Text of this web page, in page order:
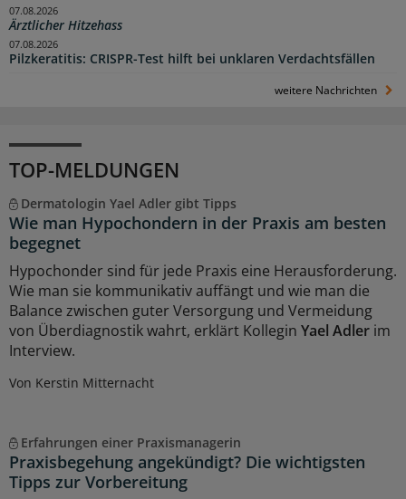
Ärztlicher Hitzehass
07.08.2026
Pilzkeratitis: CRISPR-Test hilft bei unklaren Verdachtsfällen
07.08.2026
weitere Nachrichten
TOP-MELDUNGEN
Dermatologin Yael Adler gibt Tipps
Wie man Hypochondern in der Praxis am besten
begegnet
Hypochonder sind für jede Praxis eine Herausforderung.
Wie man sie kommunikativ auffängt und wie man die
Balance zwischen guter Versorgung und Vermeidung
von Überdiagnostik wahrt, erklärt Kollegin Yael Adler im
Interview.
Von Kerstin Mitternacht
Erfahrungen einer Praxismanagerin
Praxisbegehung angekündigt? Die wichtigsten
Tipps zur Vorbereitung